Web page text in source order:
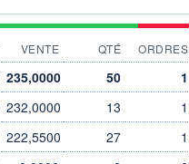
VENTE QTÉ ORDRES
235,0000 50
1
232,0000 13
1
222,5500 27
1